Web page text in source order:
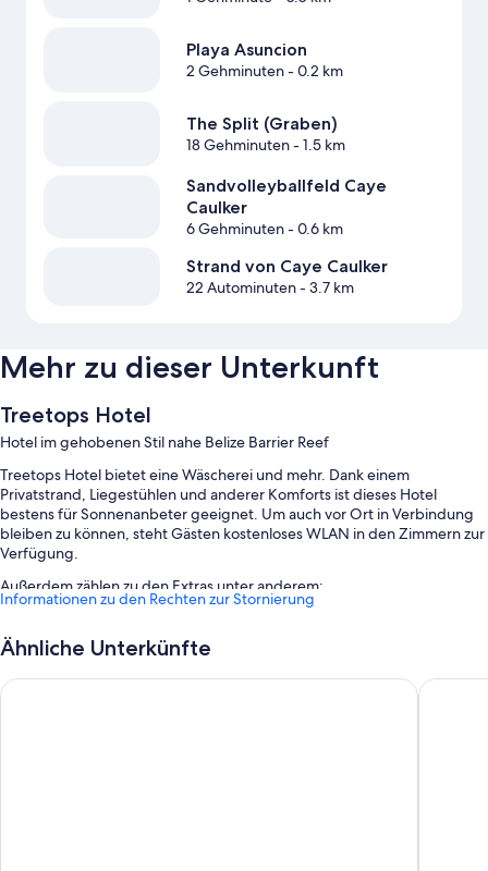
Playa Asuncion
2 Gehminuten- 0.2 km
The Split (Graben)
18 Gehminuten- 1.5 km
Sandvolleyballfeld Caye
Caulker
6 Gehminuten- 0.6 km
Strand von Caye Caulker
22 Autominuten- 3.7 km
Mehr zu dieser Unterkunft
Treetops Hotel
Hotel im gehobenen Stil nahe Belize Barrier Reef
Treetops Hotel bietet eine Wäscherei und mehr. Dank einem
Privatstrand, Liegestühlen und anderer Komforts ist dieses Hotel
bestens für Sonnenanbeter geeignet. Um auch vor Ort in Verbindung
bleiben zu können, steht Gästen kostenloses WLAN in den Zimmern zur
Verfügung.
Außerdem zählen zu den Extras unter anderem:
Ein kostenloser Fahrradverleih, ein kostenpflichtiger
Unterstützung bei der Tourenplanung/beim Ticketerwerb, ein
Informationen zu den Rechten zur Stornierung
Ähnliche Unterkünfte
Zenses Hotel in Caye Caulker El Ben